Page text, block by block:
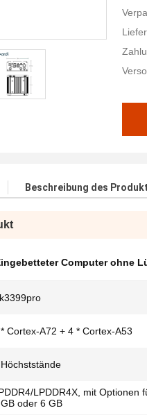
Beschreibung des
Computer ohne
Cortex-A72 + 4 * Cortex-A53
LPDDR4X, mit Optionen
oder 6 GB